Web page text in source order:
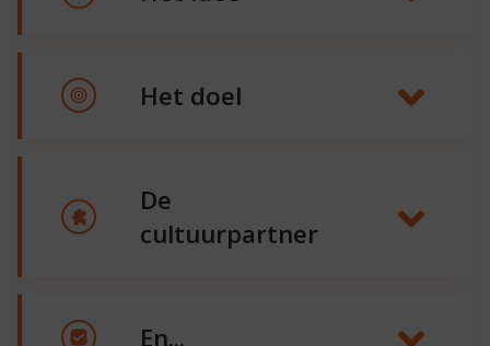
Het doel
De
cultuurpartner
En...